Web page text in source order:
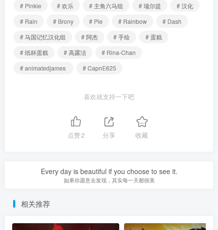
# Pinkie
# 欢乐 # 主角六马组 # 瑞尔提
# 汉化
# Rain
# Brony # Pie # Rainbow
# Dash
# 马国记忆汉化组
# 阿杰 # 手绘
# 蛋糕
# 纸杯蛋糕
# 高露洁
# Rina-Chan
# animatedjames
# CapnE625
喜欢就支持一下吧
点赞2 分享 收藏
Every day is beautiful if you choose to see it.
如果你愿意去发现，其实每一天都很美
相关推荐